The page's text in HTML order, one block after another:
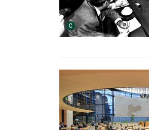
C Urheber der Grafik: